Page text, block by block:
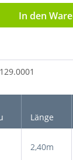
In den
Länge
2,40m